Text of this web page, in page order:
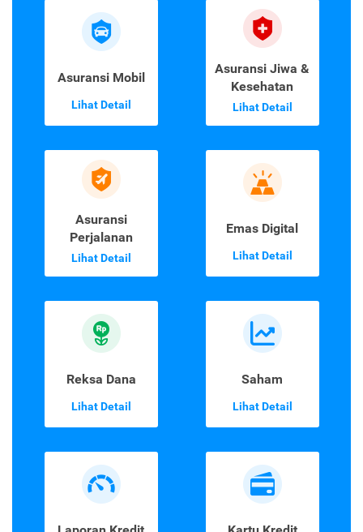
Asuransi Mobil
Lihat Detail
Asuransi Jiwa &
Kesehatan
Lihat Detail
Asuransi
Perjalanan
Lihat Detail
Emas Digital
Lihat Detail
Reksa Dana
Lihat Detail
Saham
Lihat Detail